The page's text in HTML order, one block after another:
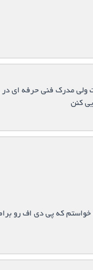
مدرک فنی حرفه ای در
کنن
خواستم که پی دی اف رو